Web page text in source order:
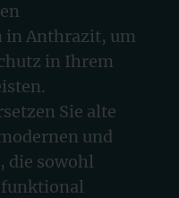
in Anthrazit, um
in Ihrem
Sie alte
und
die sowohl
funktional